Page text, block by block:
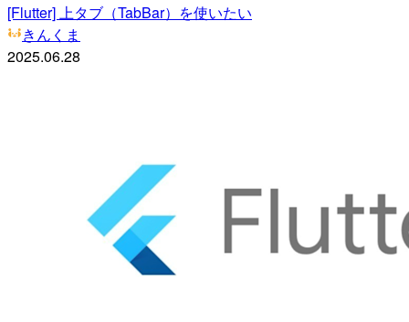
[Flutter] 上タブ（TabBar）を使いたい
きんくま
2025.06.28